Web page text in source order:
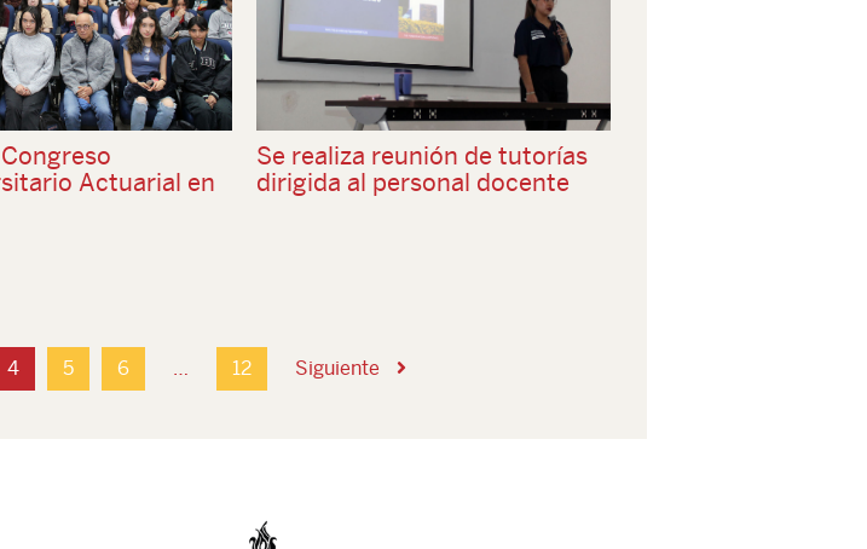
Actuarial en
Se realiza reunión de tutorías
dirigida al personal docente
4 5 6 … 12 Siguiente